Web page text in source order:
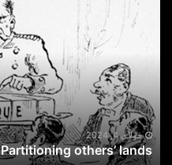
others’
جولای 4, 2024
Partitioning others’ lands